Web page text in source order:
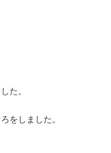
た。
をしました。